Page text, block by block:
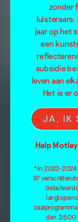
zonder
jaar op het
een
subsidie
leven aan
Het is er
JA, IK
Help
*In 2023-2024
97
dan 3.500